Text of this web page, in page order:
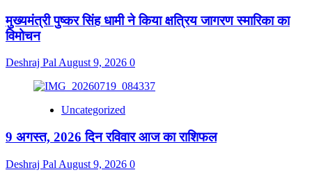
मुख्यमंत्री पुष्कर सिंह धामी ने किया क्षत्रिय जागरण स्मारिका का
विमोचन
Deshraj Pal August 9, 2026 0
Uncategorized
9 अगस्त, 2026 दिन रविवार आज का राशिफल
Deshraj Pal August 9, 2026 0